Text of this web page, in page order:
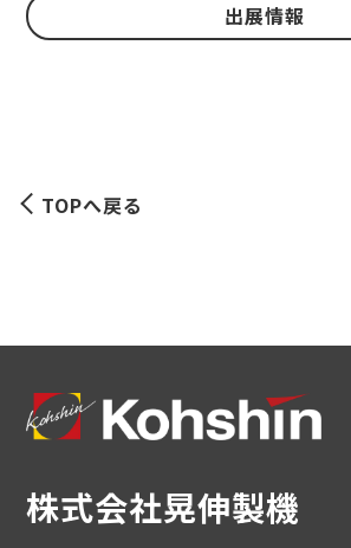
出展情報
TOPへ戻る
株式会社晃伸製機